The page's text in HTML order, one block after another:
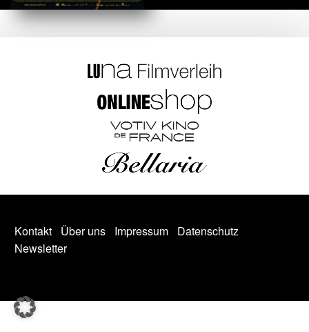
Kontakt Über uns Impressum
Datenschutz
Newsletter